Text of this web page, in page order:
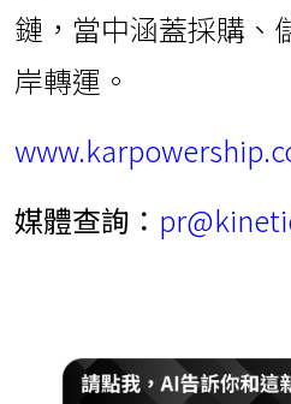
鏈，當中涵蓋採購、
岸轉運。
媒體查詢：